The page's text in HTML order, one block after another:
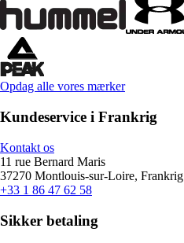
Opdag alle vores mærker
Kundeservice i Frankrig
Kontakt os
11 rue Bernard Maris
37270 Montlouis-sur-Loire, Frankrig
+33 1 86 47 62 58
Sikker betaling